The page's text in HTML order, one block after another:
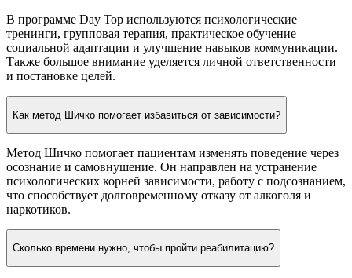
В программе Day Top используются психологические
тренинги, групповая терапия, практическое обучение
социальной адаптации и улучшение навыков коммуникации.
Также большое внимание уделяется личной ответственности
и постановке целей.
Как метод Шичко помогает избавиться от зависимости?
Метод Шичко помогает пациентам изменять поведение через
осознание и самовнушение. Он направлен на устранение
психологических корней зависимости, работу с подсознанием,
что способствует долговременному отказу от алкоголя и
наркотиков.
Сколько времени нужно, чтобы пройти реабилитацию?